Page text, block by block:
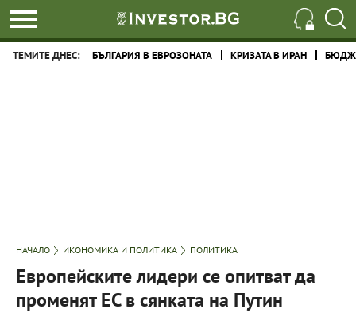
ТЕМИТЕ ДНЕС: БЪЛГАРИЯ В ЕВРОЗОНАТА КРИЗАТА В ИРАН
НАЧАЛО ИКОНОМИКА И ПОЛИТИКА ПОЛИТИКА
Европейските лидери се опитват да
променят ЕС в сянката на Путин